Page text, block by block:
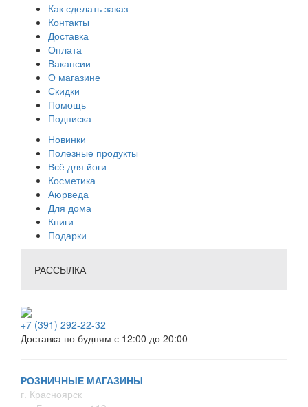
Как сделать заказ
Контакты
Доставка
Оплата
Вакансии
О магазине
Скидки
Помощь
Подписка
Новинки
Полезные продукты
Всё для йоги
Косметика
Аюрведа
Для дома
Книги
Подарки
РАССЫЛКА
+7 (391) 292-22-32
Доставка по будням с 12:00 до 20:00
РОЗНИЧНЫЕ МАГАЗИНЫ
г. Красноярск